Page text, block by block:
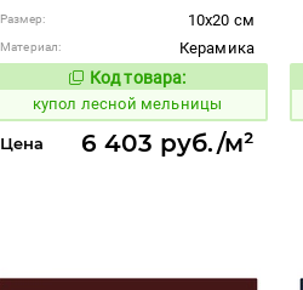
Размер: 10x20 см
Материал:
Керамика
Код товара:
849549 Код товара:
купол лесной мельницы
Цена 6 403 руб./м²